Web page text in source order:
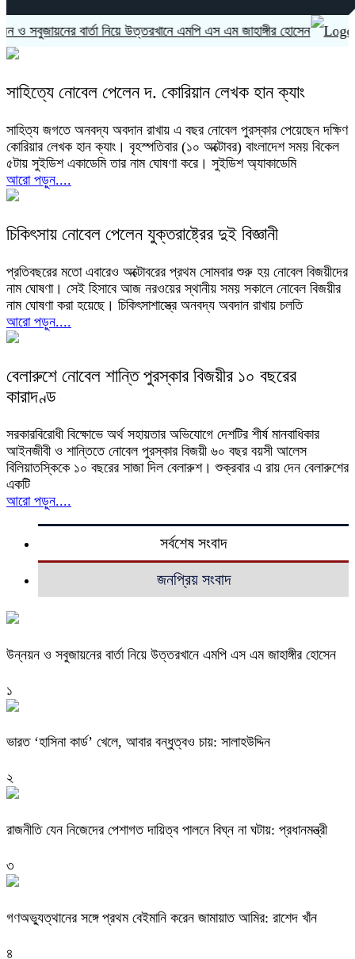
বার্তা নিয়ে উত্তরখানে এমপি এস এম জাহাঙ্গীর হোসেন
সাহিত্যে নোবেল পেলেন দ. কোরিয়ান লেখক হান ক্যাং
সাহিত্য জগতে অনবদ্য অবদান রাখায় এ বছর নোবেল পুরস্কার পেয়েছেন দক্ষিণ
কোরিয়ার লেখক হান ক্যাং। বৃহস্পতিবার (১০ অক্টোবর) বাংলাদেশ সময় বিকেল
৫টায় সুইডিশ একাডেমি তার নাম ঘোষণা করে। সুইডিশ অ্যাকাডেমি
আরো পড়ুন....
চিকিৎসায় নোবেল পেলেন যুক্তরাষ্ট্রের দুই বিজ্ঞানী
প্রতিবছরের মতো এবারেও অক্টোবরের প্রথম সোমবার শুরু হয় নোবেল বিজয়ীদের
নাম ঘোষণা। সেই হিসাবে আজ নরওয়ের স্থানীয় সময় সকালে নোবেল বিজয়ীর
নাম ঘোষণা করা হয়েছে। চিকিৎসাশাস্ত্রে অনবদ্য অবদান রাখায় চলতি
আরো পড়ুন....
বেলারুশে নোবেল শান্তি পুরস্কার বিজয়ীর ১০ বছরের
কারাদণ্ড
সরকারবিরোধী বিক্ষোভে অর্থ সহায়তার অভিযোগে দেশটির শীর্ষ মানবাধিকার
আইনজীবী ও শান্তিতে নোবেল পুরস্কার বিজয়ী ৬০ বছর বয়সী আলেস
বিলিয়াতস্কিকে ১০ বছরের সাজা দিল বেলারুশ। শুক্রবার এ রায় দেন বেলারুশের
একটি
আরো পড়ুন....
সর্বশেষ সংবাদ
জনপ্রিয় সংবাদ
উন্নয়ন ও সবুজায়নের বার্তা নিয়ে উত্তরখানে এমপি এস এম জাহাঙ্গীর হোসেন
১
ভারত ‘হাসিনা কার্ড’ খেলে, আবার বন্ধুত্বও চায়: সালাহউদ্দিন
২
রাজনীতি যেন নিজেদের পেশাগত দায়িত্ব পালনে বিঘ্ন না ঘটায়: প্রধানমন্ত্রী
৩
গণঅভ্যুত্থানের সঙ্গে প্রথম বেইমানি করেন জামায়াত আমির: রাশেদ খাঁন
৪